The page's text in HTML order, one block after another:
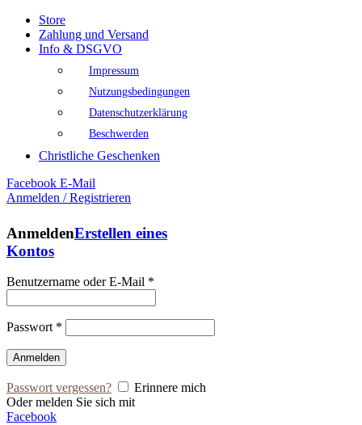
Store
Zahlung und Versand
Info & DSGVO
Impressum
Nutzungsbedingungen
Datenschutzerklärung
Beschwerden
Christliche Geschenken
Facebook E-Mail
Anmelden / Registrieren
AnmeldenErstellen eines
Kontos
Benutzername oder E-Mail *
Passwort *
Anmelden
Passwort vergessen?
Erinnere mich
Oder melden Sie sich mit
Facebook